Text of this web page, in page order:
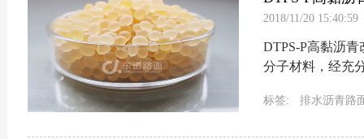
2018/11/20 15:40:59
DTPS-P高黏沥
分子材料，经充
标签:
排水沥青路